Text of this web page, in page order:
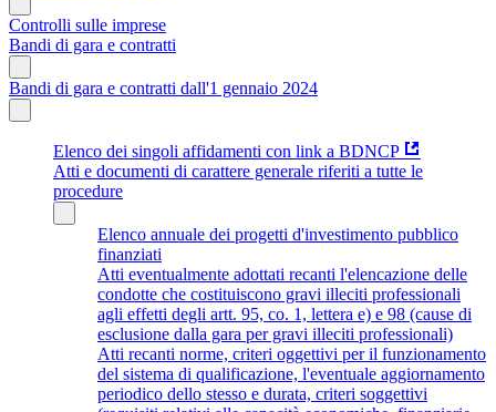
Controlli sulle imprese
Bandi di gara e contratti
Bandi di gara e contratti dall'1 gennaio 2024
Elenco dei singoli affidamenti con link a BDNCP
Atti e documenti di carattere generale riferiti a tutte le
procedure
Elenco annuale dei progetti d'investimento pubblico
finanziati
Atti eventualmente adottati recanti l'elencazione delle
condotte che costituiscono gravi illeciti professionali
agli effetti degli artt. 95, co. 1, lettera e) e 98 (cause di
esclusione dalla gara per gravi illeciti professionali)
Atti recanti norme, criteri oggettivi per il funzionamento
del sistema di qualificazione, l'eventuale aggiornamento
periodico dello stesso e durata, criteri soggettivi